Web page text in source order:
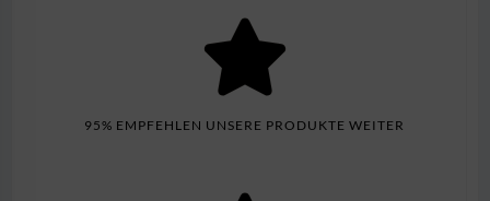
95% EMPFEHLEN UNSERE PRODUKTE WEITER